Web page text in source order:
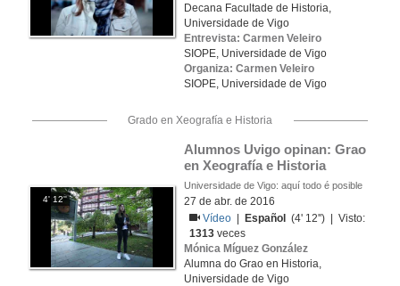
Decana Facultade de Historia,
Universidade de Vigo
Entrevista: Carmen Veleiro
SIOPE, Universidade de Vigo
Organiza: Carmen Veleiro
SIOPE, Universidade de Vigo
Grado en Xeografía e Historia
4' 12''
Alumnos Uvigo opinan: Grao
en Xeografía e Historia
Universidade de Vigo: aquí todo é posible
27 de abr. de 2016
Vídeo
Español
(4' 12'') | Visto:
1313 veces
Mónica Míguez González
Alumna do Grao en Historia,
Universidade de Vigo